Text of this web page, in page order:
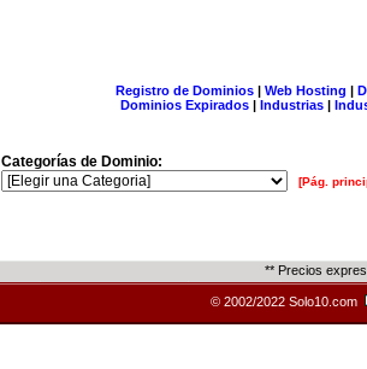
Registro de Dominios| Web Hosting |
Dominios Expirados | Industrias |
Categorías de Dominio:
[Pág.
** Precios
© 2002/2022 Solo10.com